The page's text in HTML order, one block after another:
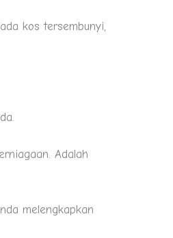
kos tersembunyi,
Adalah
melengkapkan